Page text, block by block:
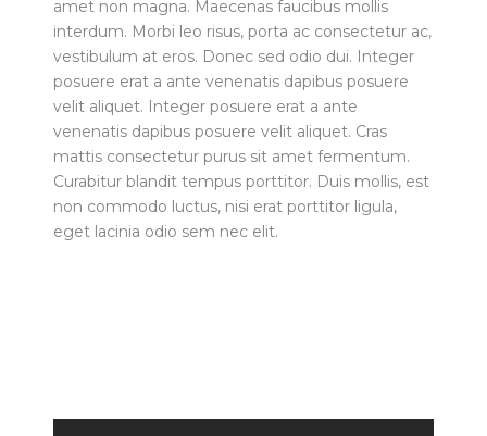
amet non magna. Maecenas faucibus mollis
interdum. Morbi leo risus, porta ac consectetur ac,
vestibulum at eros. Donec sed odio dui. Integer
posuere erat a ante venenatis dapibus posuere
velit aliquet. Integer posuere erat a ante
venenatis dapibus posuere velit aliquet. Cras
mattis consectetur purus sit amet fermentum.
Curabitur blandit tempus porttitor. Duis mollis, est
non commodo luctus, nisi erat porttitor ligula,
eget lacinia odio sem nec elit.